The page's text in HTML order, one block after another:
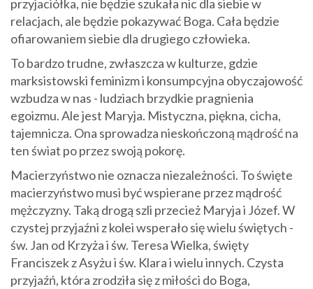
przyjaciółka, nie będzie szukała nic dla siebie w
relacjach, ale będzie pokazywać Boga. Cała będzie
ofiarowaniem siebie dla drugiego człowieka.
To bardzo trudne, zwłaszcza w kulturze, gdzie
marksistowski feminizm i konsumpcyjna obyczajowość
wzbudza w nas - ludziach brzydkie pragnienia
egoizmu. Ale jest Maryja. Mistyczna, piękna, cicha,
tajemnicza. Ona sprowadza nieskończoną mądrość na
ten świat po przez swoją pokorę.
Macierzyństwo nie oznacza niezależności. To święte
macierzyństwo musi być wspierane przez mądrość
mężczyzny. Taką drogą szli przecież Maryja i Józef. W
czystej przyjaźni z kolei wsperało się wielu świętych -
św. Jan od Krzyża i św. Teresa Wielka, święty
Franciszek z Asyżu i św. Klara i wielu innych. Czysta
przyjaźń, która zrodziła się z miłości do Boga,